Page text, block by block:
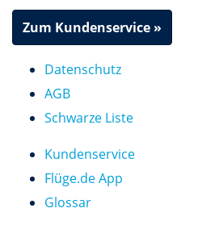
Zum Kundenservice »
Datenschutz
AGB
Schwarze Liste
Kundenservice
Flüge.de App
Glossar